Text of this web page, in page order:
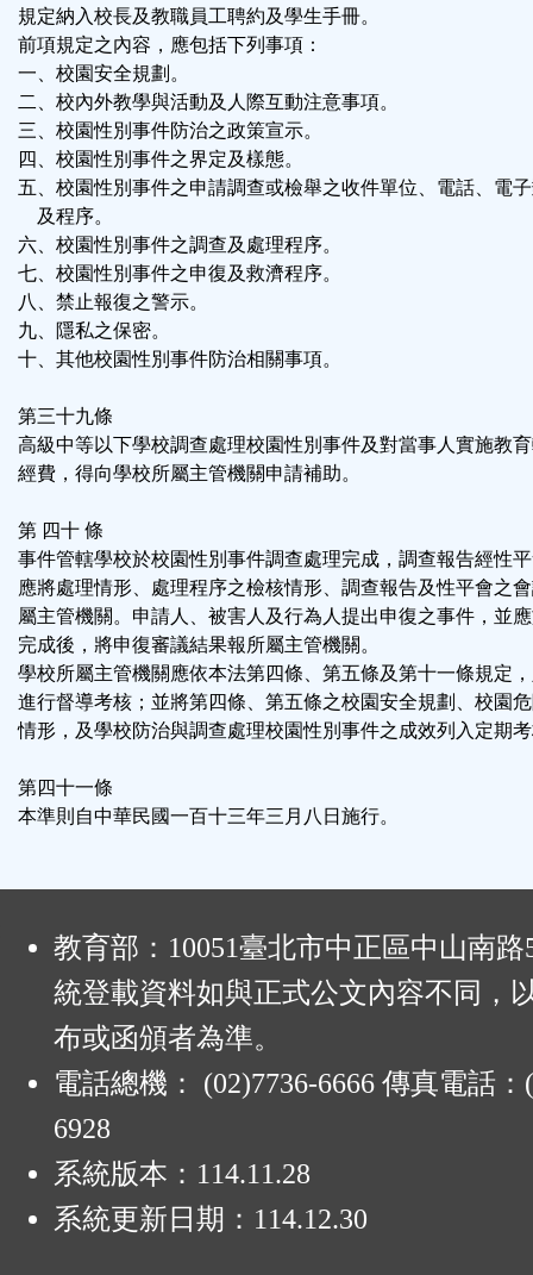
規定納入校長及教職員工聘約及學生手冊。
前項規定之內容，應包括下列事項：
一、校園安全規劃。
二、校內外教學與活動及人際互動注意事項。
三、校園性別事件防治之政策宣示。
四、校園性別事件之界定及樣態。
五、校園性別事件之申請調查或檢舉之收件單位、電話、電
及程序。
六、校園性別事件之調查及處理程序。
七、校園性別事件之申復及救濟程序。
八、禁止報復之警示。
九、隱私之保密。
十、其他校園性別事件防治相關事項。
第三十九條
高級中等以下學校調查處理校園性別事件及對當事人實施教
經費，得向學校所屬主管機關申請補助。
第 四十 條
事件管轄學校於校園性別事件調查處理完成，調查報告經性
應將處理情形、處理程序之檢核情形、調查報告及性平會之
屬主管機關。申請人、被害人及行為人提出申復之事件，並
完成後，將申復審議結果報所屬主管機關。
學校所屬主管機關應依本法第四條、第五條及第十一條規定
進行督導考核；並將第四條、第五條之校園安全規劃、校園
情形，及學校防治與調查處理校園性別事件之成效列入定期
第四十一條
本準則自中華民國一百十三年三月八日施行。
教育部：10051臺北市中正區中山南
統登載資料如與正式公文內容不同，
布或函頒者為準。
電話總機： (02)7736-6666 傳真電話：
6928
系統版本： 114.11.28
系統更新日期： 114.12.30